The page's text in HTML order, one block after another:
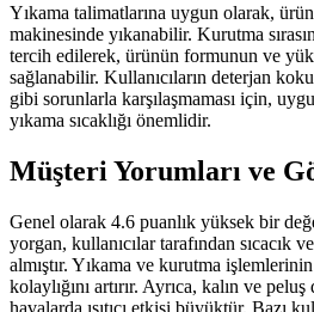
Yıkama talimatlarına uygun olarak,
makinesinde yıkanabilir. Kurutma
tercih edilerek, ürünün formunun ve
sağlanabilir. Kullanıcıların deterjan
gibi sorunlarla karşılaşmaması için,
yıkama sıcaklığı önemlidir.
Müşteri Yorumları ve
Genel olarak 4.6 puanlık yüksek bir
yorgan, kullanıcılar tarafından sıcacık
almıştır. Yıkama ve kurutma
kolaylığını artırır. Ayrıca, kalın ve
havalarda ısıtıcı etkisi büyüktür. Bazı